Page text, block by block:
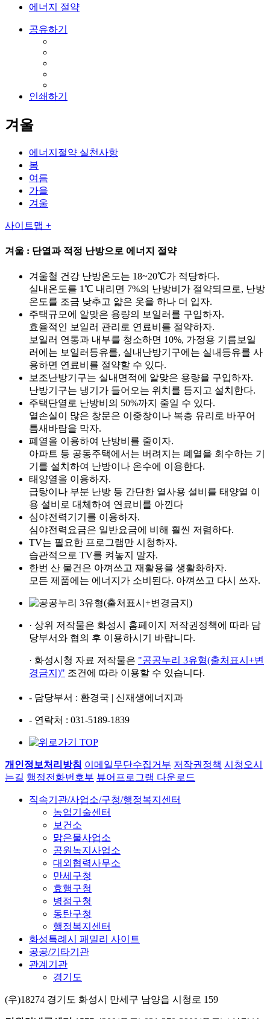
에너지 절약
공유하기
인쇄하기
겨울
에너지절약 실천사항
봄
여름
가을
겨울
사이트맵 +
겨울 : 단열과 적정 난방으로 에너지 절약
겨울철 건강 난방온도는 18~20℃가 적당하다.
실내온도를 1℃ 내리면 7%의 난방비가 절약되므로, 난방
온도를 조금 낮추고 얇은 옷을 하나 더 입자.
주택규모에 알맞은 용량의 보일러를 구입하자.
효율적인 보일러 관리로 연료비를 절약하자.
보일러 연통과 내부를 청소하면 10%, 가정용 기름보일
러에는 보일러등유를, 실내난방기구에는 실내등유를 사
용하면 연료비를 절약할 수 있다.
보조난방기구는 실내면적에 알맞은 용량을 구입하자.
난방기구는 냉기가 들어오는 위치를 등지고 설치한다.
주택단열로 난방비의 50%까지 줄일 수 있다.
열손실이 많은 창문은 이중창이나 복층 유리로 바꾸어
틈새바람을 막자.
폐열을 이용하여 난방비를 줄이자.
아파트 등 공동주택에서는 버려지는 폐열을 회수하는 기
기를 설치하여 난방이나 온수에 이용한다.
태양열을 이용하자.
급탕이나 부분 난방 등 간단한 열사용 설비를 태양열 이
용 설비로 대체하여 연료비를 아낀다
심야전력기기를 이용하자.
심야전력요금은 일반요금에 비해 훨씬 저렴하다.
TV는 필요한 프로그램만 시청하자.
습관적으로 TV를 켜놓지 말자.
한번 산 물건은 아껴쓰고 재활용을 생활화하자.
모든 제품에는 에너지가 소비된다. 아껴쓰고 다시 쓰자.
· 상위 저작물은 화성시 홈페이지 저작권정책에 따라 담
당부서와 협의 후 이용하시기 바랍니다.
· 화성시청 자료 저작물은 "공공누리 3유형(출처표시+변
경금지)" 조건에 따라 이용할 수 있습니다.
- 담당부서 : 환경국 | 신재생에너지과
- 연락처 : 031-5189-1839
개인정보처리방침 이메일무단수집거부 저작권정책 시청오시
는길 행정전화번호부 뷰어프로그램 다운로드
직속기관/사업소/구청/행정복지센터
농업기술센터
보건소
맑은물사업소
공원녹지사업소
대외협력사무소
만세구청
효행구청
병점구청
동탄구청
행정복지센터
화성특례시 패밀리 사이트
공공/기타기관
관계기관
경기도
(우)18274 경기도 화성시 만세구 남양읍 시청로 159